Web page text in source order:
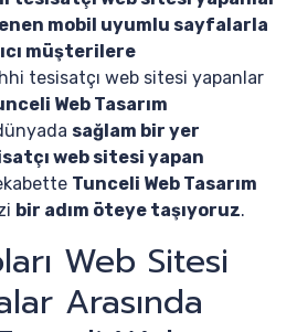
mobil uyumlu sayfalarla
müşterilere
tesisatçı web sitesi yapanlar
Web Tasarım
sağlam bir yer
web sitesi yapan
Tunceli Web Tasarım
bir adım öteye taşıyoruz.
Web Sitesi
Arasında